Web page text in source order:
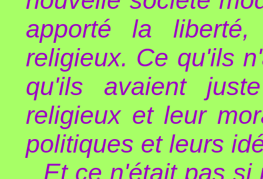
apporté la
religieux. Ce qu'ils
qu'ils avaient
religieux et leur
politiques et leurs
Et ce n'était pas si